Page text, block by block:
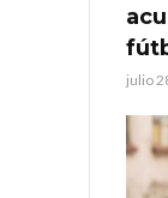
julio